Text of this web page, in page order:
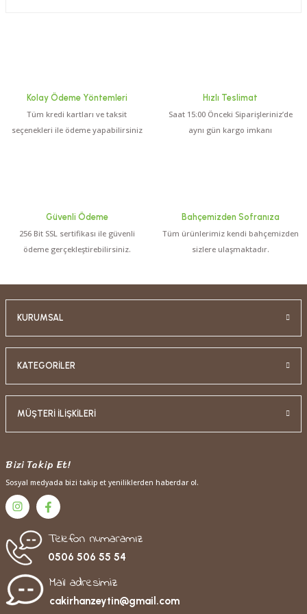
Kolay Ödeme Yöntemleri
Tüm kredi kartları ve taksit
seçenekleri ile ödeme yapabilirsiniz
Hızlı Teslimat
Saat 15:00 Önceki Siparişleriniz’de
aynı gün kargo imkanı
Güvenli Ödeme
256 Bit SSL sertifikası ile güvenli
ödeme gerçekleştirebilirsiniz.
Bahçemizden Sofranıza
Tüm ürünlerimiz kendi bahçemizden
sizlere ulaşmaktadır.
KURUMSAL
KATEGORİLER
MÜŞTERİ İLİŞKİLERİ
Bizi Takip Et!
Sosyal medyada bizi takip et yeniliklerden haberdar ol.
Telefon numaramız
0506 506 55 54
Mail adresimiz
cakirhanzeytin@gmail.com